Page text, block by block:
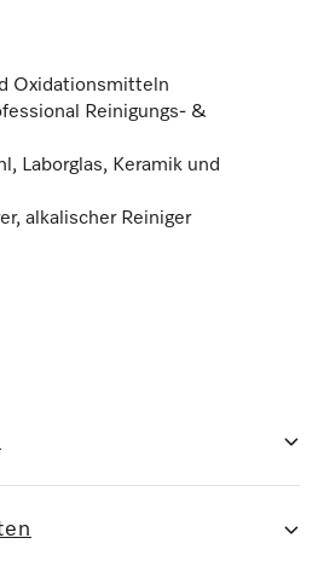
Oxidationsmitteln
Reinigungs- &
Laborglas, Keramik und
alkalischer Reiniger